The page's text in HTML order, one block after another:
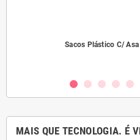
Sacos Plástico C/
MAIS QUE TECNOLOGIA. É